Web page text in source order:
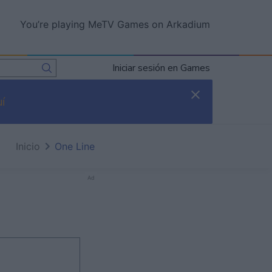
You’re playing MeTV Games on Arkadium
Iniciar sesión en Games
Inicio One Line
Ad